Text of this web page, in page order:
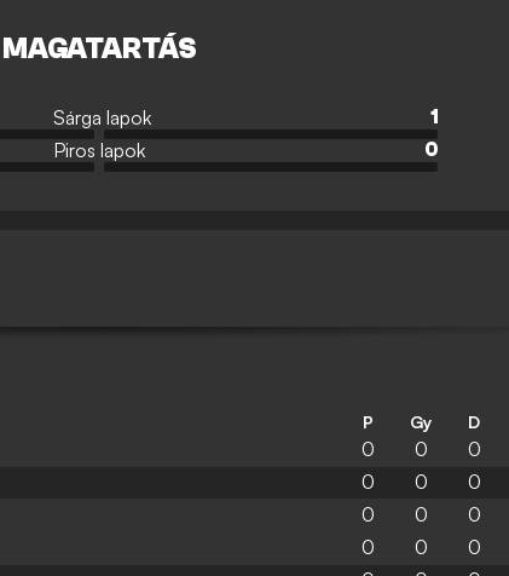
MAGATARTÁS
Sárga lapok
1
Piros lapok 0
P Gy D
0 0 0
0 0 0
0 0 0
0 0 0